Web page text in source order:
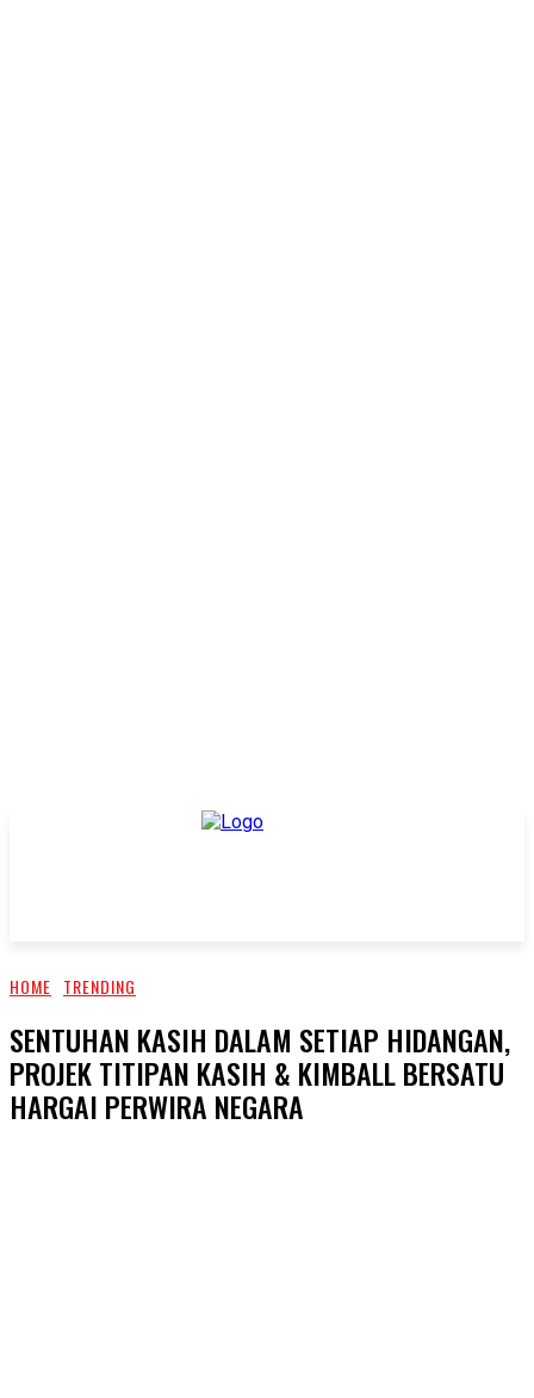
HOME TRENDING
SENTUHAN KASIH DALAM SETIAP HIDANGAN,
PROJEK TITIPAN KASIH & KIMBALL BERSATU
HARGAI PERWIRA NEGARA